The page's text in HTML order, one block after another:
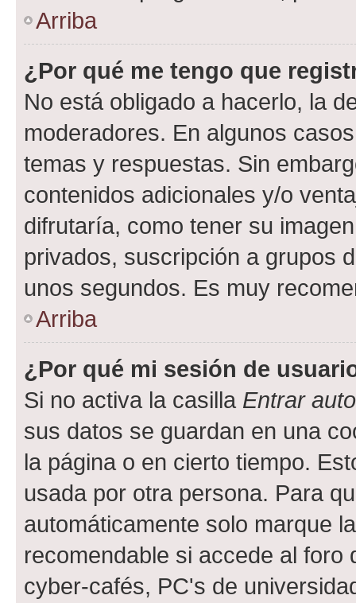
Arriba
¿Por qué me tengo que
No está obligado a hacerlo, la
moderadores. En algunos
temas y respuestas. Sin
contenidos adicionales y/o
difrutaría, como tener su
privados, suscripción a grupos
unos segundos. Es muy
Arriba
¿Por qué mi sesión de
Si no activa la casilla Entrar
sus datos se guardan en una
la página o en cierto tiempo.
usada por otra persona. Para
automáticamente solo marque
recomendable si accede al foro
cyber-cafés, PC's de